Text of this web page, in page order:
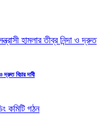
দ্রুত বিচার দাবী